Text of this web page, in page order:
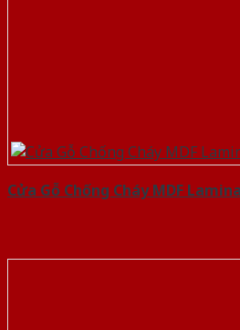
Cửa Gỗ Chống Cháy MDF